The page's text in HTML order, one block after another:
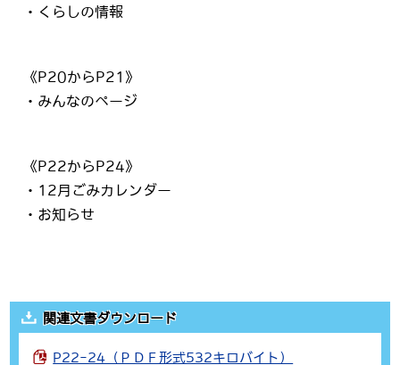
・くらしの情報
《P20からP21》
・みんなのページ
《P22からP24》
・12月ごみカレンダー
・お知らせ
関連文書ダウンロード
P22-24（ＰＤＦ形式532キロバイト）